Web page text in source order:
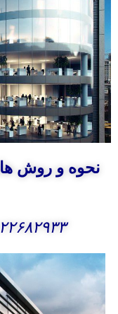
نحوه و روش